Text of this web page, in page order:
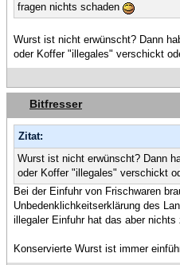
fragen nichts schaden
Wurst ist nicht erwünscht? Dann
oder Koffer "illegales" verschickt
Bitfresser
Zitat:
Wurst ist nicht erwünscht? Dann
oder Koffer "illegales" verschickt
Bei der Einfuhr von Frischwaren
Unbedenklichkeitserklärung des
illegaler Einfuhr hat das aber nichts
Konservierte Wurst ist immer